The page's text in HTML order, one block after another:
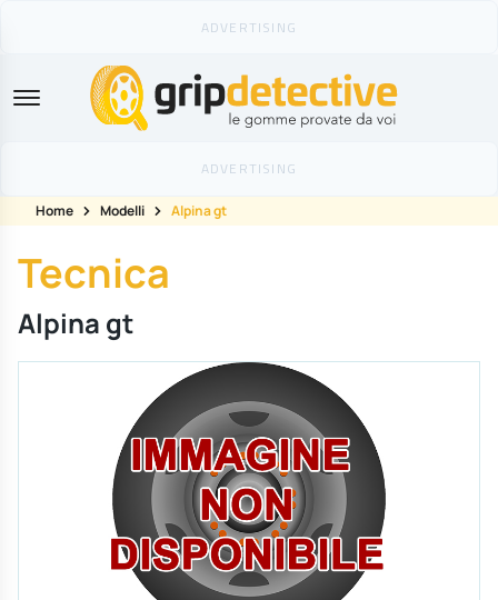
GripDetective
Home Modelli Alpina gt
Tecnica
Alpina gt